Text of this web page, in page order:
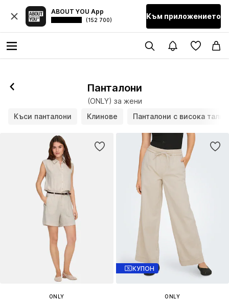
ABOUT YOU App
(152 700) Към приложението
Панталони
(ONLY) за жени
Къси панталони
Клинове Панталони с висока талия
ONLY
КУПОН
ONLY